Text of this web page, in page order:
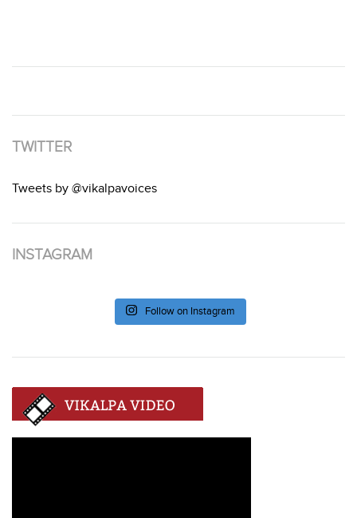
TWITTER
Tweets by @vikalpavoices
INSTAGRAM
Follow on Instagram